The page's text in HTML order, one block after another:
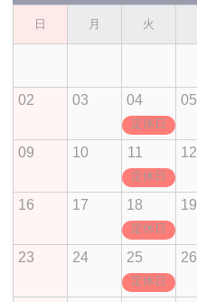
日 月 火
02 03 04
定休日
05
09 10 11
定休日
12
16 17 18
定休日
19
23 24 25
定休日
26